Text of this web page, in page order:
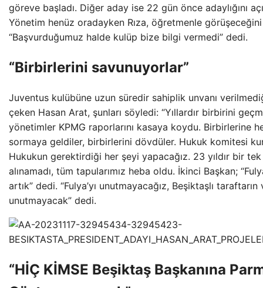
göreve başladı. Diğer aday ise 22 gün önce adaylığını
Yönetim henüz oradayken Rıza, öğretmenle
“Başvurduğumuz halde kulüp bize bilgi vermedi” dedi.
“Birbirlerini savunuyorlar”
Juventus kulübüne uzun süredir sahiplik unvanı
çeken Hasan Arat, şunları söyledi: “Yıllardır birbirini
yönetimler KPMG raporlarını kasaya koydu. Birbirlerine
sormaya geldiler, birbirlerini dövdüler. Hukuk komitesi
Hukukun gerektirdiği her şeyi yapacağız. 23 yıldır bir
alınamadı, tüm tapularımız heba oldu. İkinci Başkan;
artık” dedi. “Fulya’yı unutmayacağız, Beşiktaşlı taraftarın
unutmayacak” dedi.
“HİÇ KİMSE Beşiktaş Başkanına